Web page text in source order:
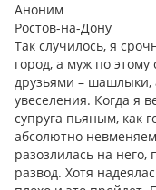
Аноним
Ростов-на-Дону
Так случилось, я
город, а муж по этому
друзьями – шашлыки,
увеселения. Когда я
супруга пьяным, как
абсолютно
разозлилась на
развод. Хотя